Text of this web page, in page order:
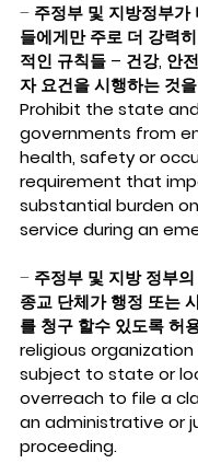
– 주정부 및 지방정부가
들에게만 주로 더 강력
적인 규칙들 – 건강, 안
자 요건을 시행하는 것
Prohibit the state
governments from
health, safety or
requirement that
substantial burden
service during an
– 주정부 및 지방 정부
종교 단체가 행정 또는
를 청구 할수 있도록 허
religious
subject to state or
overreach to file a
an administrative or
proceeding.